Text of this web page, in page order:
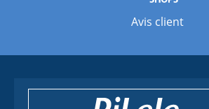
Avis client